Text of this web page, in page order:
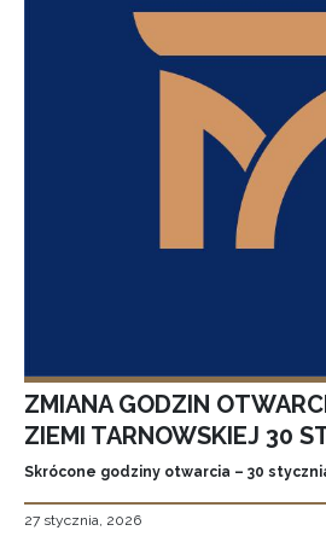
ZMIANA GODZIN
ZIEMI TARNOWSKIEJ 30
Skrócone godziny otwarcia – 30
27 stycznia, 2026